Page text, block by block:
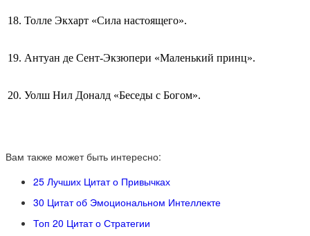
18. Толле Экхарт «Сила настоящего».
19. Антуан де Сент-Экзюпери «Маленький принц».
20. Уолш Нил Доналд «Беседы с Богом».
Вам также может быть интересно:
25 Лучших Цитат о Привычках
30 Цитат об Эмоциональном Интеллекте
Топ 20 Цитат о Стратегии